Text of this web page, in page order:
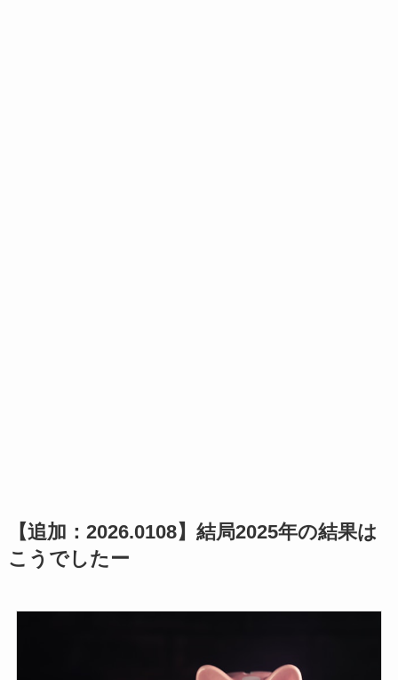
【追加：2026.0108】結局2025年の結果は
こうでしたー